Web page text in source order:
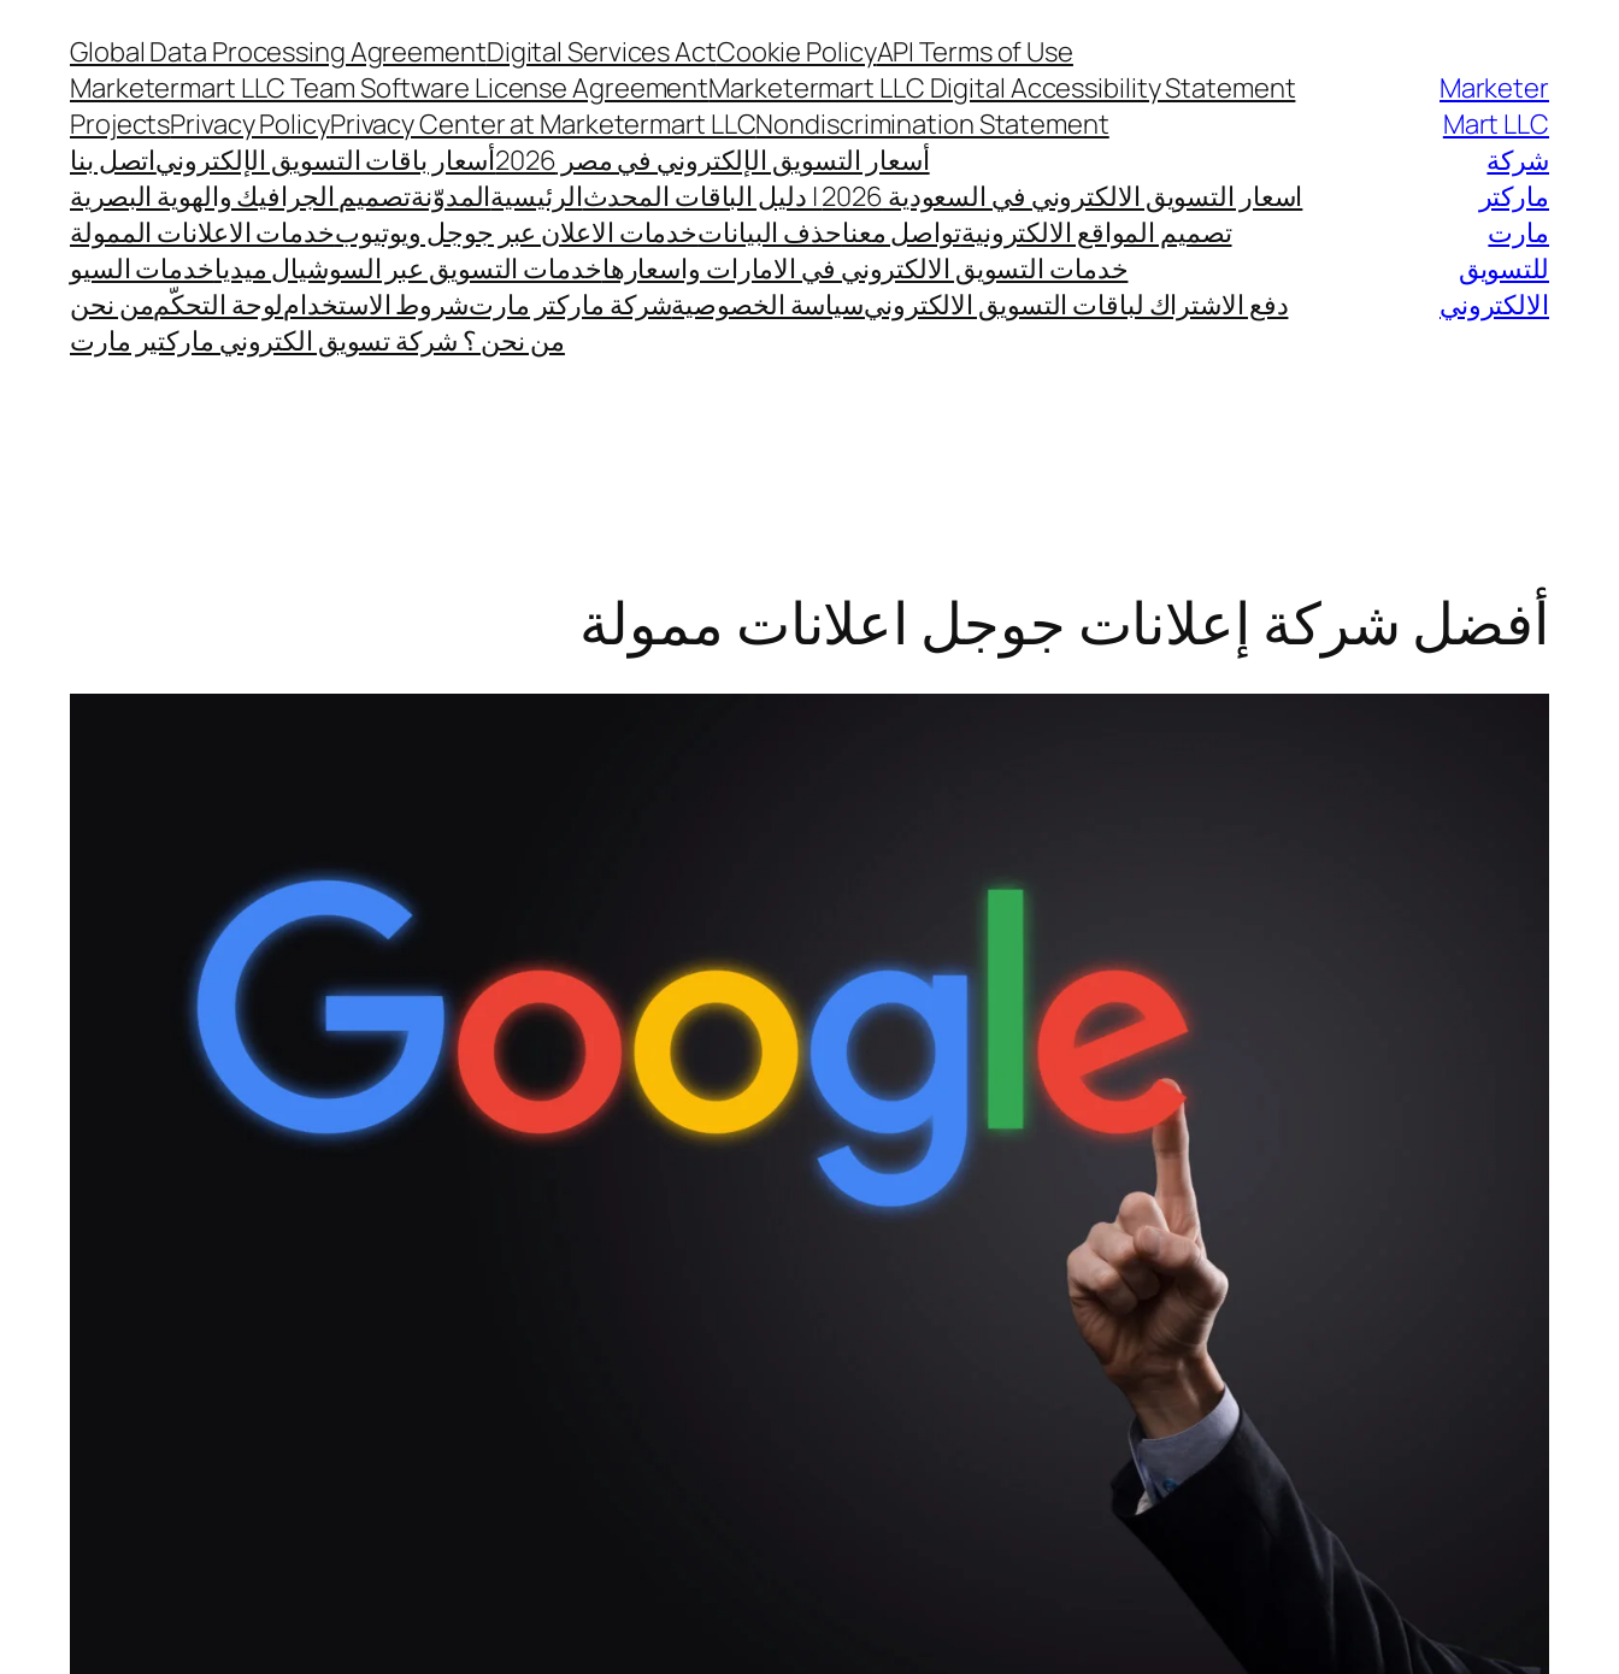
المحتوىMarketer
Mart LLC
شركة
ماركتر
مارت
للتسويق
الالكتروني
API Terms of Use
Cookie Policy
Digital Services Act
Global Data Processing Agreement
Marketermart LLC Digital Accessibility Statement
Marketermart LLC Team Software License Agreement
Nondiscrimination Statement
Privacy Center at Marketermart LLC
Privacy Policy
Projects
أسعار التسويق الإلكتروني في مصر 2026
أسعار باقات التسويق الإلكترونياتصل بنا
اسعار التسويق الالكتروني في السعودية 2026 | دليل الباقات المحدث
الرئيسيةالمدوّنةتصميم الجرافيك والهوية البصرية
تصميم المواقع الالكترونيةتواصل معناحذف البياناتخدمات الاعلان عبر جوجل ويوتيوبخدمات الاعلانات الممولة
خدمات التسويق الالكتروني في الامارات واسعارهاخدمات التسويق عبر السوشيال ميدياخدمات السيو
دفع الاشتراك لباقات التسويق الالكترونيسياسة الخصوصيةشركة ماركتر مارتشروط الاستخداملوحة التحكّممن نحن
من نحن ؟ شركة تسويق الكتروني ماركتير مارت
أفضل شركة إعلانات جوجل اعلانات ممولة